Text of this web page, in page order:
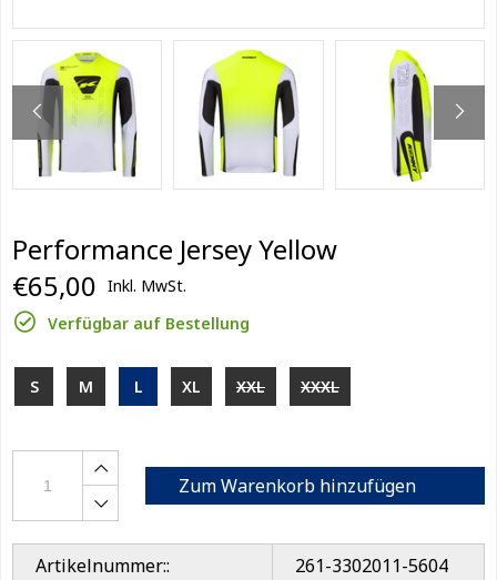
Performance Jersey Yellow
€65,00 Inkl. MwSt.
Verfügbar auf Bestellung
S M L XL XXL XXXL
Zum Warenkorb hinzufügen
Artikelnummer::
261-3302011-5604